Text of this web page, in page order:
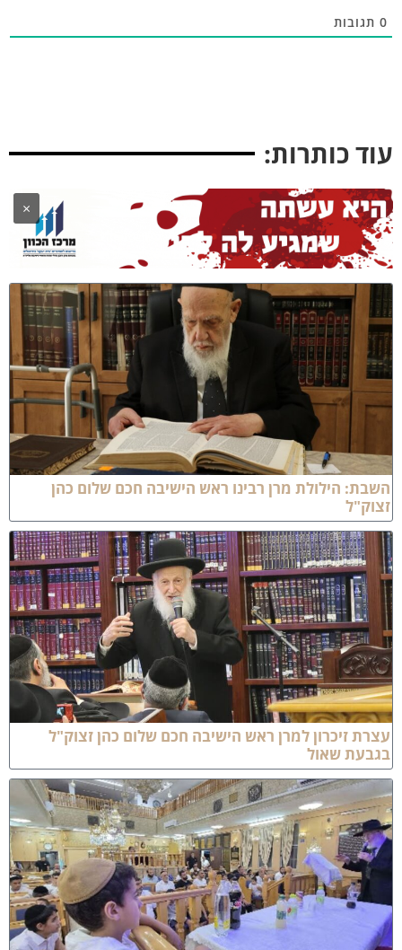
תגובות
כותרות:
×
הילולת מרן רבינו ראש הישיבה חכם שלום כהן
זיכרון למרן ראש הישיבה חכם שלום כהן זצוק"ל
שאול